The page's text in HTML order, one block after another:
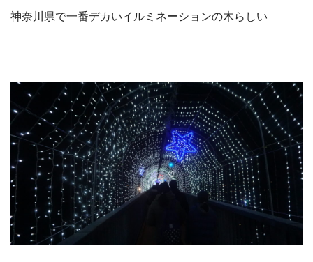
神奈川県で一番デカいイルミネーションの木らしい